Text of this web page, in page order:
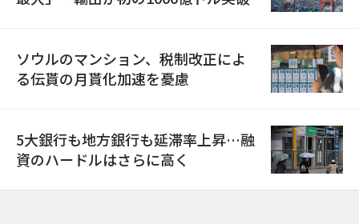
ソウルのマンション、税制改正によ
る伝貰の月貰化加速を憂慮
5大銀行も地方銀行も延滞率上昇…融
資のハードルはさらに高く